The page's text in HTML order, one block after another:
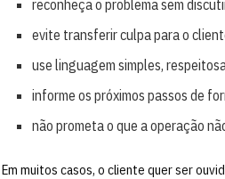
reconheça o problema sem
evite transferir culpa para o
use linguagem simples,
informe os próximos passos de
não prometa o que a operação
Em muitos casos, o cliente quer ser